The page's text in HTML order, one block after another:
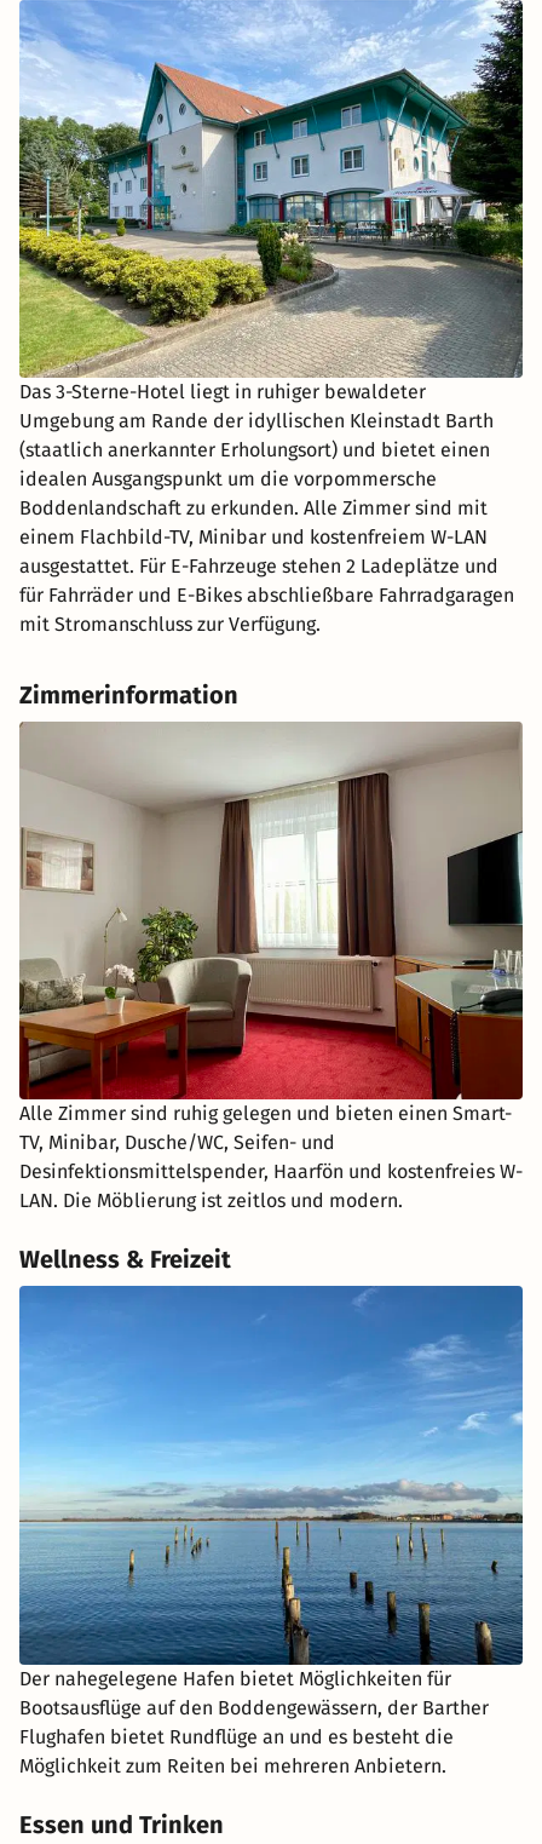
Das 3-Sterne-Hotel liegt in ruhiger bewaldeter
Umgebung am Rande der idyllischen Kleinstadt Barth
(staatlich anerkannter Erholungsort) und bietet einen
idealen Ausgangspunkt um die vorpommersche
Boddenlandschaft zu erkunden. Alle Zimmer sind mit
einem Flachbild-TV, Minibar und kostenfreiem W-LAN
ausgestattet. Für E-Fahrzeuge stehen 2 Ladeplätze und
für Fahrräder und E-Bikes abschließbare Fahrradgaragen
mit Stromanschluss zur Verfügung.
Zimmerinformation
Alle Zimmer sind ruhig gelegen und bieten einen Smart-
TV, Minibar, Dusche/WC, Seifen- und
Desinfektionsmittelspender, Haarfön und kostenfreies W-
LAN. Die Möblierung ist zeitlos und modern.
Wellness & Freizeit
Der nahegelegene Hafen bietet Möglichkeiten für
Bootsausflüge auf den Boddengewässern, der Barther
Flughafen bietet Rundflüge an und es besteht die
Möglichkeit zum Reiten bei mehreren Anbietern.
Essen und Trinken